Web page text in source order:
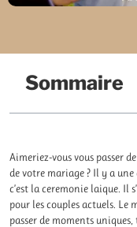
Sommaire
Aimeriez-vous vous passer
de votre mariage ? Il y a
c’est la ceremonie laique. Il
pour les couples actuels.
passer de moments